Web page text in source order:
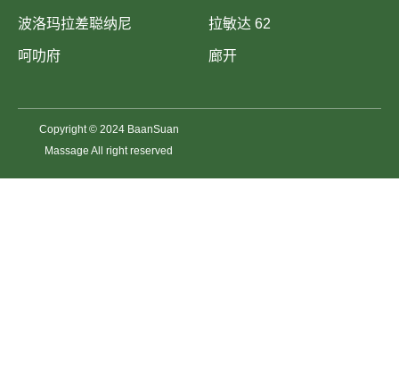
波洛玛拉差聪纳尼 拉敏达 62
呵叻府 廊开
Copyright © 2024 BaanSuan
Massage All right reserved